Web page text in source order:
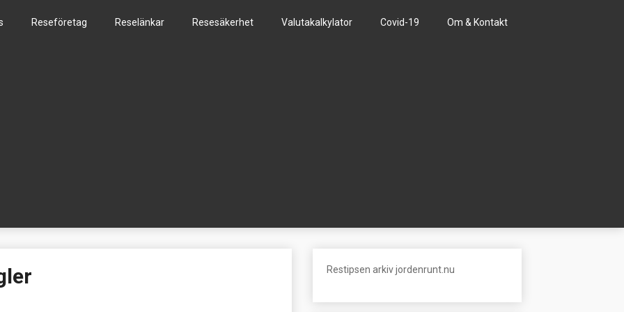
Reseföretag Reselänkar Resesäkerhet Valutakalkylator Covid-19 Om & Kontakt
Restipsen arkiv jordenrunt.nu